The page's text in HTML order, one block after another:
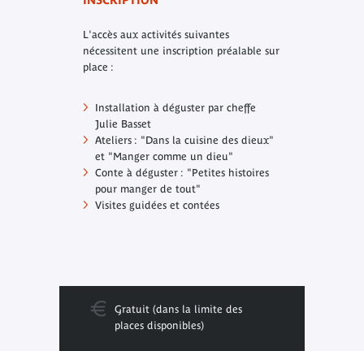
L'accès aux activités suivantes
nécessitent une inscription préalable sur
place :
Installation à déguster par cheffe
Julie Basset
Ateliers : "Dans la cuisine des dieux"
et "Manger comme un dieu"
Conte à déguster : "Petites histoires
pour manger de tout"
Visites guidées et contées
Gratuit (dans la limite des
places disponibles)